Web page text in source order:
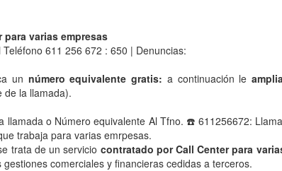
para varias empresas
Teléfono 611 256 672 : 650 | Denuncias:
un número equivalente gratis: a continuación le
de la llamada).
llamada o Número equivalente Al Tfno. ☎️ 611256672:
trabaja para varias emrpesas.
trata de un servicio contratado por Call Center para
gestiones comerciales y financieras cedidas a terceros.